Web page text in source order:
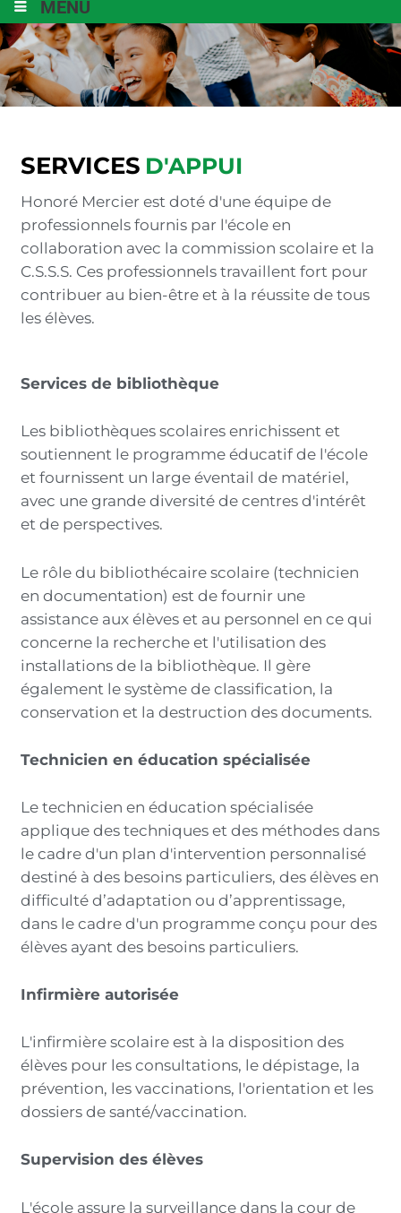
MENU
SERVICES D'APPUI
Honoré Mercier est doté d'une équipe de
professionnels fournis par l'école en
collaboration avec la commission scolaire et la
C.S.S.S. Ces professionnels travaillent fort pour
contribuer au bien-être et à la réussite de tous
les élèves.
Services de bibliothèque
Les bibliothèques scolaires enrichissent et
soutiennent le programme éducatif de l'école
et fournissent un large éventail de matériel,
avec une grande diversité de centres d'intérêt
et de perspectives.
Le rôle du bibliothécaire scolaire (technicien
en documentation) est de fournir une
assistance aux élèves et au personnel en ce qui
concerne la recherche et l'utilisation des
installations de la bibliothèque. Il gère
également le système de classification, la
conservation et la destruction des documents.
Technicien en éducation spécialisée
Le technicien en éducation spécialisée
applique des techniques et des méthodes dans
le cadre d'un plan d'intervention personnalisé
destiné à des besoins particuliers, des élèves en
difficulté d’adaptation ou d’apprentissage,
dans le cadre d'un programme conçu pour des
élèves ayant des besoins particuliers.
Infirmière autorisée
L'infirmière scolaire est à la disposition des
élèves pour les consultations, le dépistage, la
prévention, les vaccinations, l'orientation et les
dossiers de santé/vaccination.
Supervision des élèves
L'école assure la surveillance dans la cour de